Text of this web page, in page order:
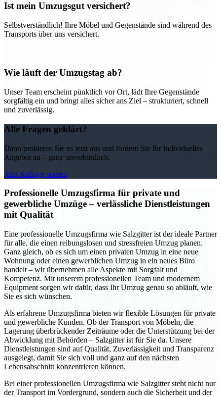
Ist mein Umzugsgut versichert?
Selbstverständlich! Ihre Möbel und Gegenstände sind während des
Transports über uns versichert.
Wie läuft der Umzugstag ab?
Unser Team erscheint pünktlich vor Ort, lädt Ihre Gegenstände
sorgfältig ein und bringt alles sicher ans Ziel – strukturiert, schnell
und zuverlässig.
Alle Fragen geklärt?
Dann probieren Sie es jetzt aus und fordern Sie Ihr individuelles
Angebot an – ganz unverbindlich.
Jetzt Anfrage starten
Professionelle Umzugsfirma für private und
gewerbliche Umzüge – verlässliche Dienstleistungen
mit Qualität
Eine professionelle Umzugsfirma wie Salzgitter ist der ideale Partner
für alle, die einen reibungslosen und stressfreien Umzug planen.
Ganz gleich, ob es sich um einen privaten Umzug in eine neue
Wohnung oder einen gewerblichen Umzug in ein neues Büro
handelt – wir übernehmen alle Aspekte mit Sorgfalt und
Kompetenz. Mit unserem professionellen Team und modernem
Equipment sorgen wir dafür, dass Ihr Umzug genau so abläuft, wie
Sie es sich wünschen.
Als erfahrene Umzugsfirma bieten wir flexible Lösungen für private
und gewerbliche Kunden. Ob der Transport von Möbeln, die
Lagerung überbrückender Zeiträume oder die Unterstützung bei der
Abwicklung mit Behörden – Salzgitter ist für Sie da. Unsere
Dienstleistungen sind auf Qualität, Zuverlässigkeit und Transparenz
ausgelegt, damit Sie sich voll und ganz auf den nächsten
Lebensabschnitt konzentrieren können.
Bei einer professionellen Umzugsfirma wie Salzgitter steht nicht nur
der Transport im Vordergrund, sondern auch die Sicherheit und der